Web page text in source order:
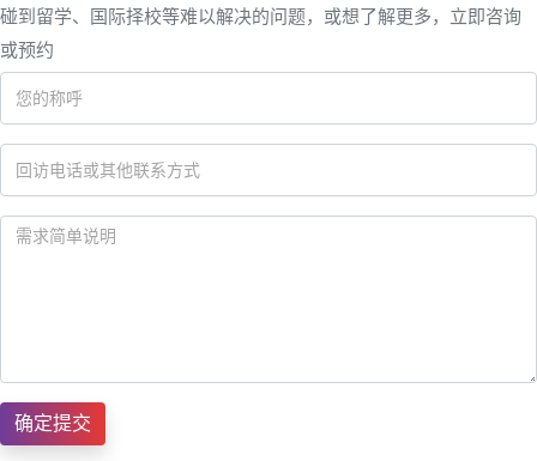
碰到留学、国际择校等难以解决的问题，或想了解更多，立即咨询
或预约